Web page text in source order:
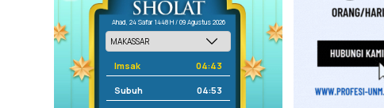
Ahad, 24 Safar 1448 H / 09 Agustus 2026
Imsak 04:43
Subuh 04:53